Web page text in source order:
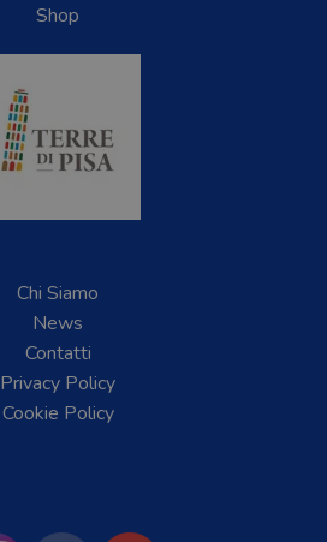
Shop
Chi Siamo
News
Contatti
Privacy Policy
Cookie Policy